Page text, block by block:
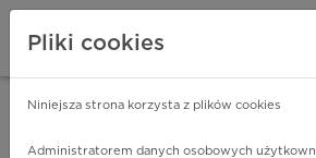
Pliki cookies
Niniejsza strona korzysta z plików cookies
Administratorem danych osobowych
ZA DARMO - w Google Play